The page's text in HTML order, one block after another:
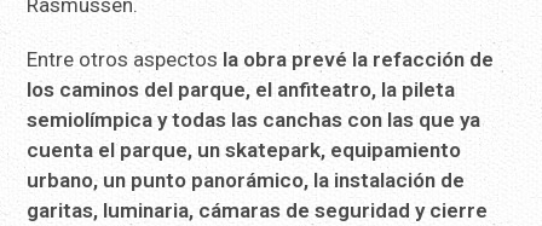
Entre otros aspectos la obra prevé la refacción de
los caminos del parque, el anfiteatro, la pileta
semiolímpica y todas las canchas con las que ya
cuenta el parque, un skatepark, equipamiento
urbano, un punto panorámico, la instalación de
garitas, luminaria, cámaras de seguridad y cierre